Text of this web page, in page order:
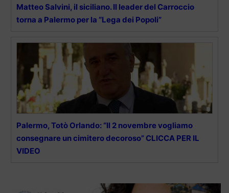
Matteo Salvini, il siciliano. Il leader del Carroccio
torna a Palermo per la “Lega dei Popoli”
Palermo, Totò Orlando: “Il 2 novembre vogliamo
consegnare un cimitero decoroso” CLICCA PER IL
VIDEO